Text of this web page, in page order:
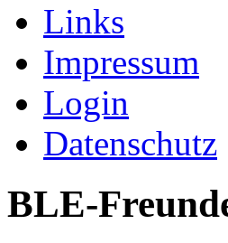
Links
Impressum
Login
Datenschutz
BLE-